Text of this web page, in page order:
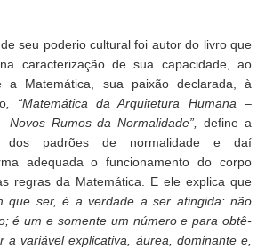
seu poderio cultural foi autor do livro que
caracterização de sua capacidade, ao
a Matemática, sua paixão declarada, à
, “Matemática da Arquitetura Humana –
Rumos da Normalidade”,
define a
dos padrões de normalidade e daí
adequada o funcionamento do corpo
regras da Matemática. E ele explica que
que ser, é a verdade a ser atingida: não
é um e somente um número e para obtê-
a variável explicativa, áurea, dominante e,